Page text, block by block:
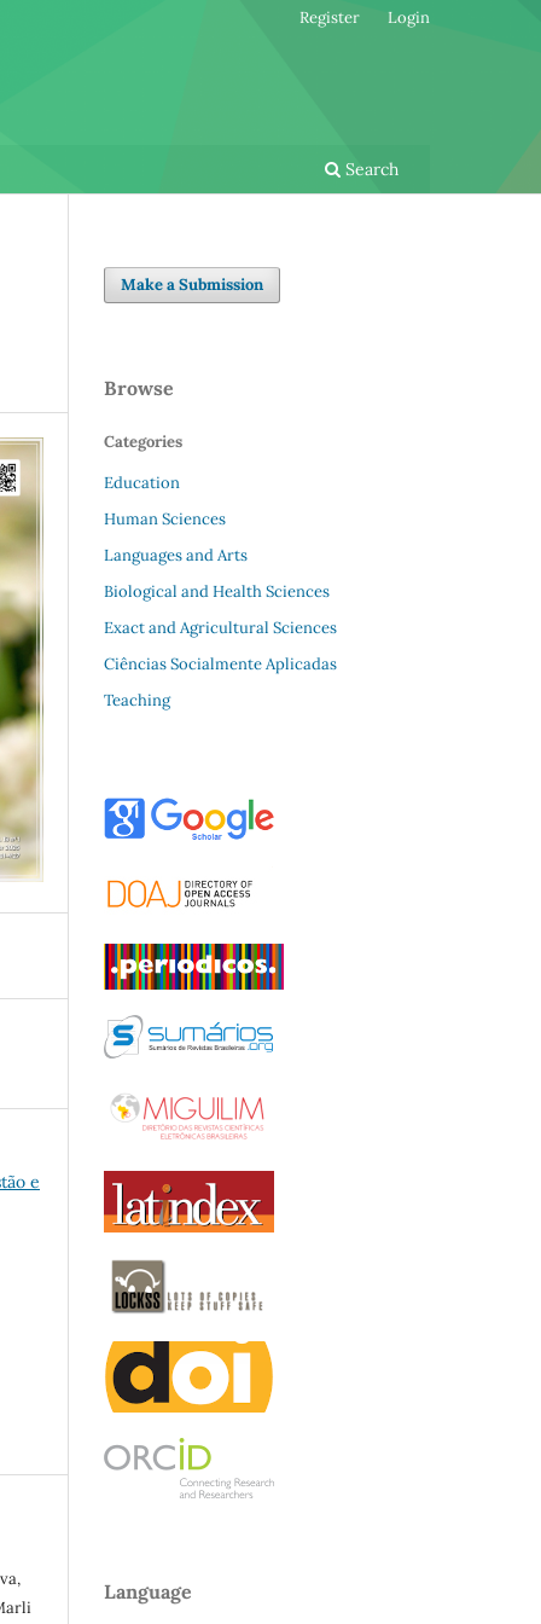
Search
Register Login
e
Make a Submission
Browse
Categories
Education
Human Sciences
Languages and Arts
Biological and Health Sciences
Exact and Agricultural Sciences
Ciências Socialmente Aplicadas
Teaching
Language